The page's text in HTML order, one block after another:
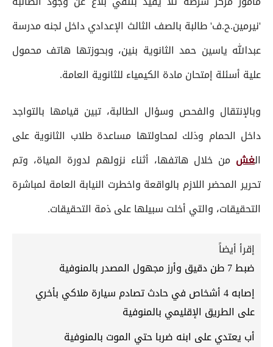
'نيرمين.ح.ف' طالبة بالصف الثالث الإعدادي داخل لجنه مدرسة
عبدالله ياسين حمد الثانوية بنين، وبحوزتها هاتف محمول
علية أسئلة إمتحان مادة الكيمياء للثانوية العامة.
وبالإنتقال والفحص وسؤال الطالبة، تبين قيامها بالتواجد
داخل الحمام وذلك لمحاولتها مساعدة طلاب الثانوية على
الغش من خلال هاتفها، أثناء نزولهم لدورة المياة، وتم
تحرير المحضر اللازم بالواقعة واخطرت النيابة العامة لمباشرة
التحقيقات، والتي أخلت سبيلها على ذمة التحقيقات.
إقرأ أيضاً
ضبط 7 طن دقيق وأرز مجهول المصدر بالمنوفية
إصابه 4 أشخاص في حادث تصادم سيارة ملاكي بأخري
على الطريق الإقليمي بالمنوفية
أب يعتدي على ابنه ضربا حتي الموت بالمنوفية